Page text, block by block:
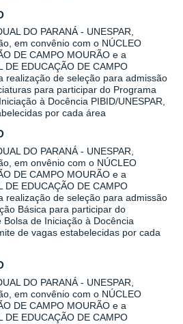
DO PARANÁ - UNESPAR,
em convênio com o NÚCLEO
DE CAMPO MOURÃO e a
DE EDUCAÇÃO DE CAMPO
realização de seleção para admissão
para participar do Programa
à Docência PIBID/UNESPAR,
por cada área
DO PARANÁ - UNESPAR,
em onvênio com o NÚCLEO
DE CAMPO MOURÃO e a
DE EDUCAÇÃO DE CAMPO
realização de seleção para admissão
Básica para participar do
de Iniciação à Docência
de vagas estabelecidas por cada
DO PARANÁ - UNESPAR,
em convênio com o NÚCLEO
DE CAMPO MOURÃO e a
DE EDUCAÇÃO DE CAMPO